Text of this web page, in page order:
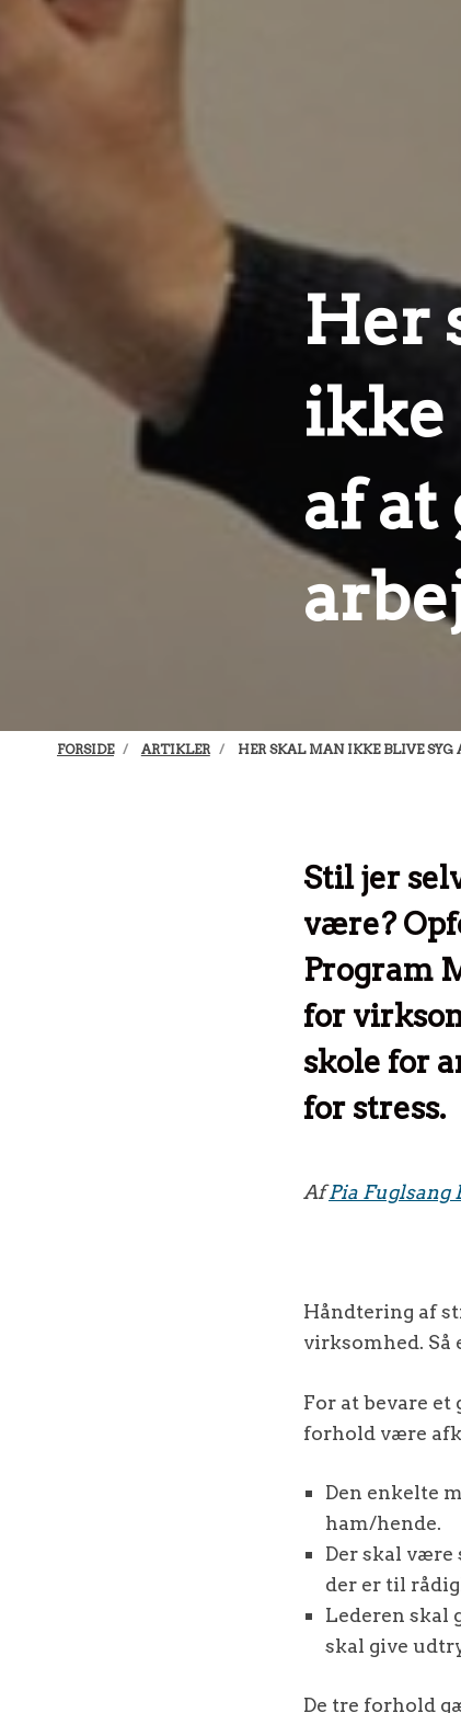
Her
ikke
af at
FORSIDE ARTIKLER HER SKAL MAN IKKE BLIVE SYG
Stil jer
være?
Program
for
skole for
for stress.
AfPia Fuglsang
Håndtering af
virksomhed.
For at bevare
forhold være
Den enkelte
ham/hende.
Der skal
der er til
Lederen skal
skal give
De tre forhold